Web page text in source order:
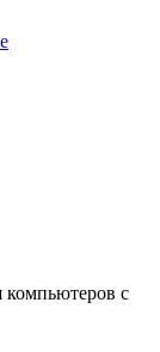
компьютеров с